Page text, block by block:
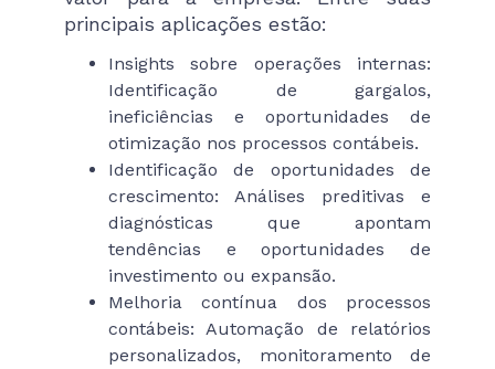
principais aplicações estão:
Insights sobre operações internas:
Identificação de gargalos,
ineficiências e oportunidades de
otimização nos processos contábeis.
Identificação de oportunidades de
crescimento: Análises preditivas e
diagnósticas que apontam
tendências e oportunidades de
investimento ou expansão.
Melhoria contínua dos processos
contábeis: Automação de relatórios
personalizados, monitoramento de